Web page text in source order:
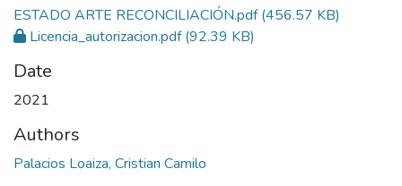
ESTADO ARTE RECONCILIACIÓN.pdf(456.57 KB)
Licencia_autorizacion.pdf(92.39 KB)
Date
2021
Authors
Palacios Loaiza, Cristian Camilo